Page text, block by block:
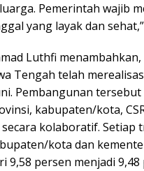
Pemerintah wajib
yang layak dan
Luthfi
Tengah telah
Pembangunan
kabupaten/kota,
kolaboratif. Setiap
kota dan
9,58 persen menjadi